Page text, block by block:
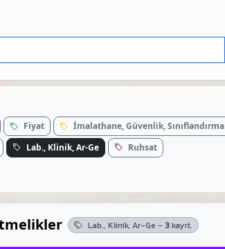
Fiyat
İmalathane, Güvenlik, Sınıflandırma
Lab., Klinik, Ar-Ge
Ruhsat
Lab., Klinik, Ar-Ge - 3kayıt.